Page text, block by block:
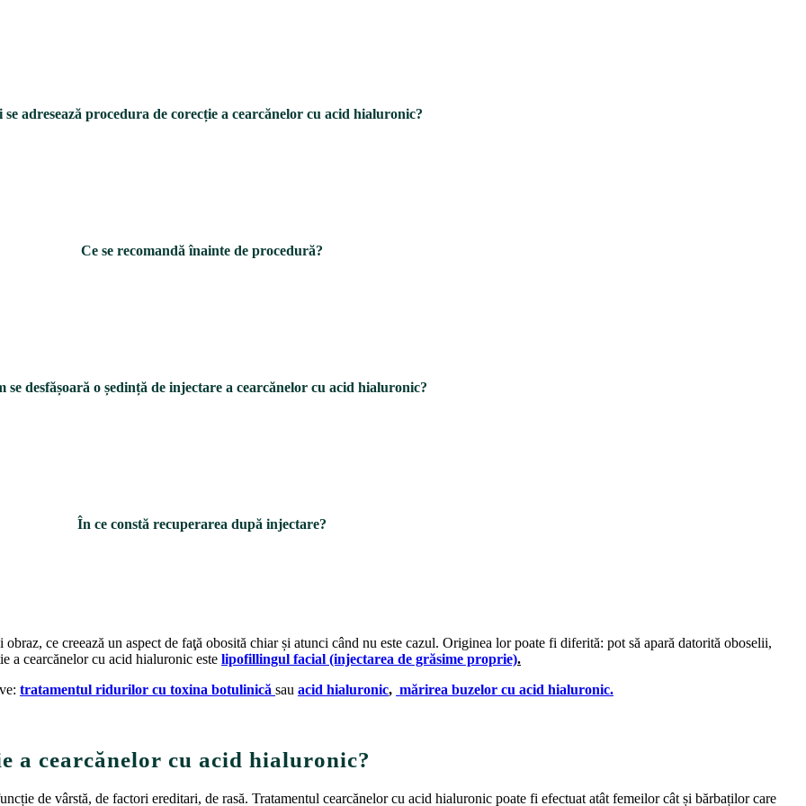
se adresează procedura de corecție a cearcănelor cu acid hialuronic?
Ce se recomandă înainte de procedură?
se desfășoară o ședință de injectare a cearcănelor cu acid hialuronic?
În ce constă recuperarea după injectare?
ce creează un aspect de faţă obosită chiar și atunci când nu este cazul. Originea lor poate fi diferită: pot să apară datorită oboselii,
a cearcănelor cu acid hialuronic este lipofillingul facial (injectarea de grăsime proprie).
tratamentul ridurilor cu toxina botulinică sau acid hialuronic, mărirea buzelor cu acid hialuronic.
a cearcănelor cu acid hialuronic?
de vârstă, de factori ereditari, de rasă. Tratamentul cearcănelor cu acid hialuronic poate fi efectuat atât femeilor cât și bărbaților care